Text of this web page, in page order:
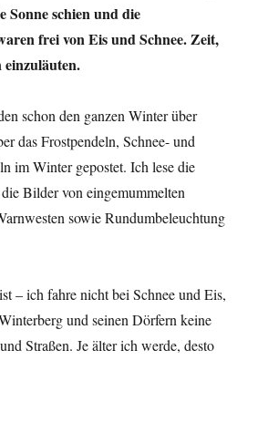
Sonne schien und die
frei von Eis und Schnee. Zeit,
einzuläuten.
schon den ganzen Winter über
das Frostpendeln, Schnee- und
im Winter gepostet. Ich lese die
Bilder von eingemummelten
sowie Rundumbeleuchtung
– ich fahre nicht bei Schnee und Eis,
und seinen Dörfern keine
Straßen. Je älter ich werde, desto